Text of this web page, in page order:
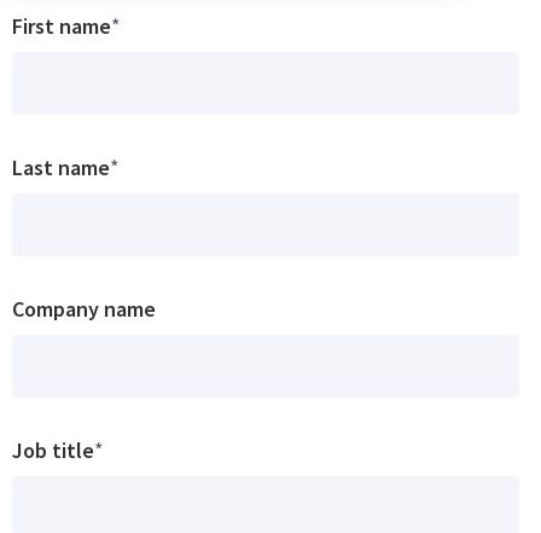
First name*
Last name*
Company name
Job title*